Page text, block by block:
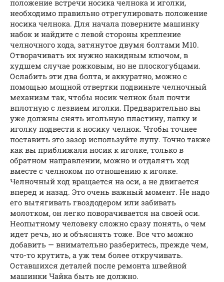
положение встречи носика челнока и иголки,
необходимо правильно отрегулировать положение
носика челнока. Для начала поверните машинку
набок и найдите с левой стороны крепление
челночного хода, затянутое двумя болтами М10.
Отворачивать их нужно накидным ключом, в
худшем случае рожковым, но не плоскогубцами.
Ослабить эти два болта, и аккуратно, можно с
помощью мощной отвертки подвиньте челночный
механизм так, чтобы носик челнок был почти
вплотную с лезвием иголки. Предварительно вы
уже должны снять игольную пластину, лапку и
иголку подвести к носику челнок. Чтобы точнее
поставить это зазор используйте лупу. Точно также
как вы приближали носик к иголке, только в
обратном направлении, можно и отдалять ход
вместе с челноком по отношению к иголке.
Челночный ход вращается на оси, а не двигается
вперед и назад. Это очень важный момент. Не надо
его вытягивать гвоздодером или забивать
молотком, он легко поворачивается на своей оси.
Неопытному человеку сложно сразу понять, о чем
идет речь, но и объяснять тоже. Все что можно
добавить — внимательно разберитесь, прежде чем,
что-то крутить, а уж тем более откручивать.
Оставшихся деталей после ремонта швейной
машинки Чайка быть не должно.